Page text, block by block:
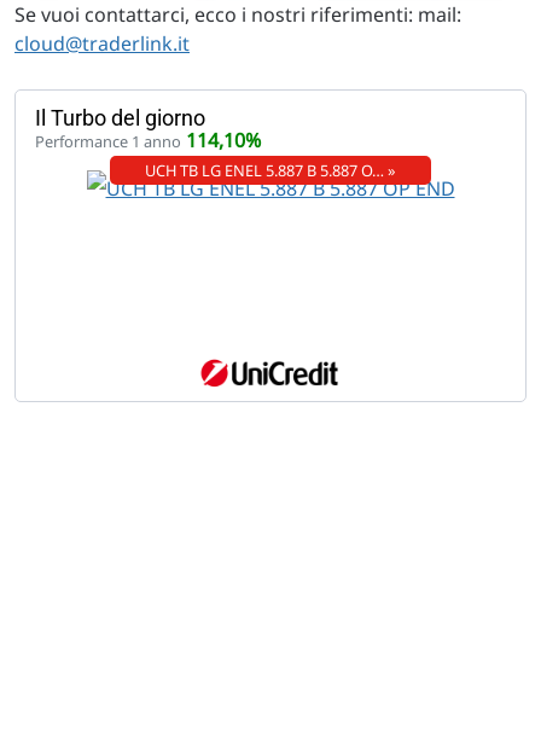
Se vuoi contattarci, ecco i nostri riferimenti: mail:
cloud@traderlink.it
Il Turbo del giorno
Performance 1 anno 114,10%
UCH TB LG ENEL 5.887 B 5.887 O… »